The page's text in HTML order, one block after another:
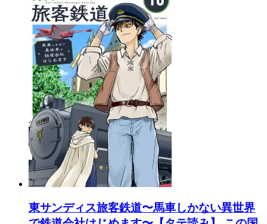
東サンディス旅客鉄道〜馬車しかない異世界